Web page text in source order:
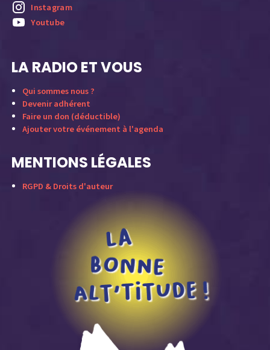
Instagram
Youtube
LA RADIO ET VOUS
Qui sommes nous ?
Devenir adhérent
Faire un don (déductible)
Ajouter votre événement à l'agenda
MENTIONS LÉGALES
RGPD & Droits d'auteur